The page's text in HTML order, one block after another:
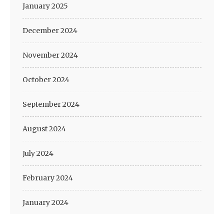
January 2025
December 2024
November 2024
October 2024
September 2024
August 2024
July 2024
February 2024
January 2024